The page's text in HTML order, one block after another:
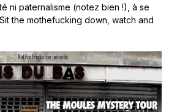
ni paternalisme (notez bien !), à se
the mothefucking down, watch and